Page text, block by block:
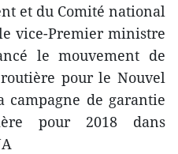
et du Comité national
vice-Premier ministre
le mouvement de
pour le Nouvel
de garantie
pour 2018 dans